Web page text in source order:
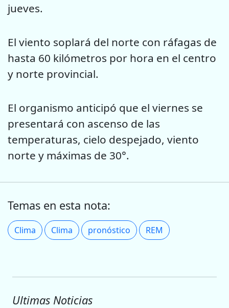
jueves.
El viento soplará del norte con ráfagas de
hasta 60 kilómetros por hora en el centro
y norte provincial.
El organismo anticipó que el viernes se
presentará con ascenso de las
temperaturas, cielo despejado, viento
norte y máximas de 30°.
Temas en esta nota:
Clima Clima pronóstico REM
Ultimas Noticias